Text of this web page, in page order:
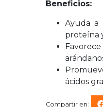
Beneficios:
Ayuda a
proteína
ácidos
Compartir en: